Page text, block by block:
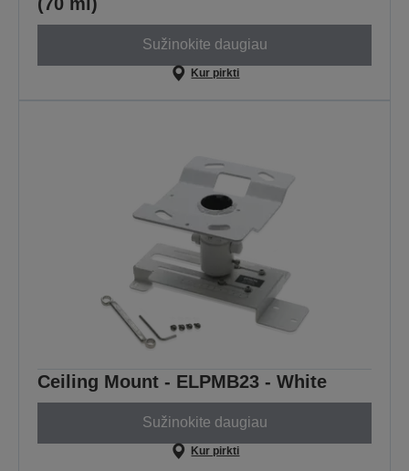
Sužinokite daugiau
Kur pirkti
Ceiling Mount - ELPMB23 - White
Sužinokite daugiau
Kur pirkti